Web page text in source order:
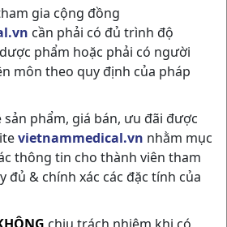
gia cộng đồng
cần phải có đủ trình độ
phẩm hoặc phải có người
môn theo quy định của pháp
sản phẩm, giá bán, ưu đãi được
vietnammedical.vn nhằm mục
thông tin cho thành viên tham
đủ & chính xác các đặc tính của
chịu trách nhiệm khi có
Bactamox 500mg
H14vn Imexpharm
Imexpharm